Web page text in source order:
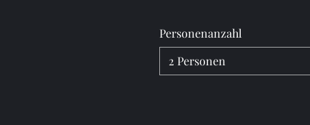
Personenanzahl
2 Personen